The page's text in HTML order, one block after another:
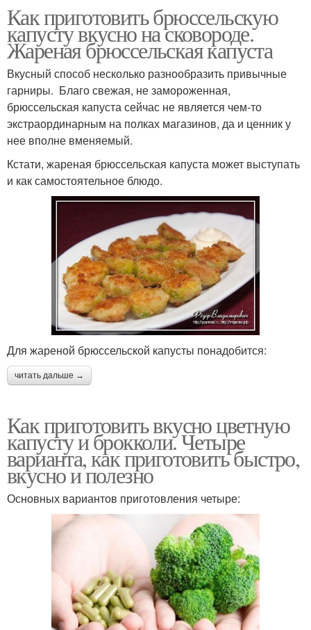
Как приготовить брюссельскую
капусту вкусно на сковороде.
Жареная брюссельская капуста
Вкусный способ несколько разнообразить привычные
гарниры. Благо свежая, не замороженная,
брюссельская капуста сейчас не является чем-то
экстраординарным на полках магазинов, да и ценник у
нее вполне вменяемый.
Кстати, жареная брюссельская капуста может выступать
и как самостоятельное блюдо.
Для жареной брюссельской капусты понадобится:
читать дальше →
Как приготовить вкусно цветную
капусту и брокколи. Четыре
варианта, как приготовить быстро,
вкусно и полезно
Основных вариантов приготовления четыре: